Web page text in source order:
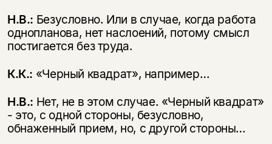
Н.В.: Безусловно. Или в случае, когда работа
однопланова, нет наслоений, потому смысл
постигается без труда.
К.К.: «Черный квадрат», например…
Н.В.: Нет, не в этом случае. «Черный квадрат»
- это, с одной стороны, безусловно,
обнаженный прием, но, с другой стороны…